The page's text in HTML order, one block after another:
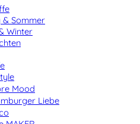
& Sommer
Winter
Mood
Liebe